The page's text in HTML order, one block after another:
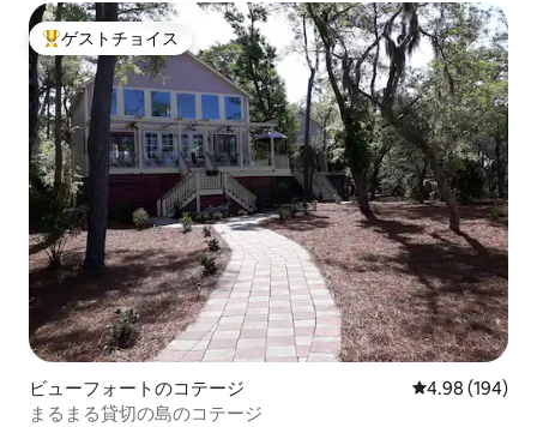
大好評のゲストチョイスです。
ゲストチョイス
ビューフォートのコテージ レビュー194
4.98 (194)
まるまる貸切の島のコテージ